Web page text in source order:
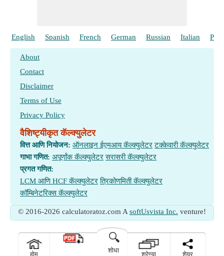
English Spanish French German Russian Italian
About
Contact
Disclaimer
Terms of Use
Privacy Policy
वैशिष्ट्यीकृत कॅल्क्युलेटर
वित्त आणि नियोजन: ऑनलाइन ईएमआय कॅल्क्युलेटर टक्केवारी कॅल्क्युलेटर
गाभा गणित: अपूर्णांक कॅल्क्युलेटर सरासरी कॅल्क्युलेटर
प्रगत गणित:
LCM आणि HCF कॅल्क्युलेटर त्रिकोणमिती कॅल्क्युलेटर
कॉम्बिनेटरिक्स कॅल्क्युलेटर
© 2016-2026 calculatoratoz.com A softUsvista Inc. venture!
होम
🔍
शोधा श्रेण्या शेयर